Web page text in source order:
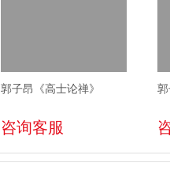
郭子昂《高士论禅》
咨询客服